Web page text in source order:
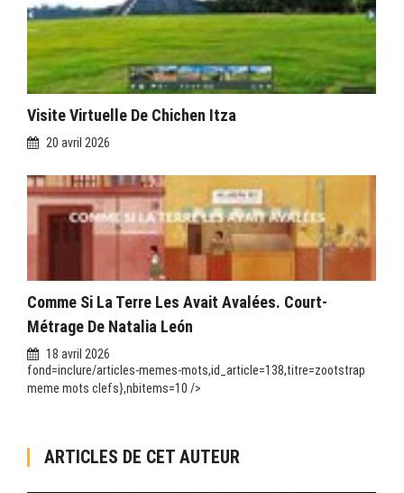
Visite Virtuelle De Chichen Itza
20 avril 2026
Comme Si La Terre Les Avait Avalées. Court-
Métrage De Natalia León
18 avril 2026
fond=inclure/articles-memes-mots,id_article=138,titre=zootstrap
meme mots clefs},nbitems=10 />
ARTICLES DE CET AUTEUR